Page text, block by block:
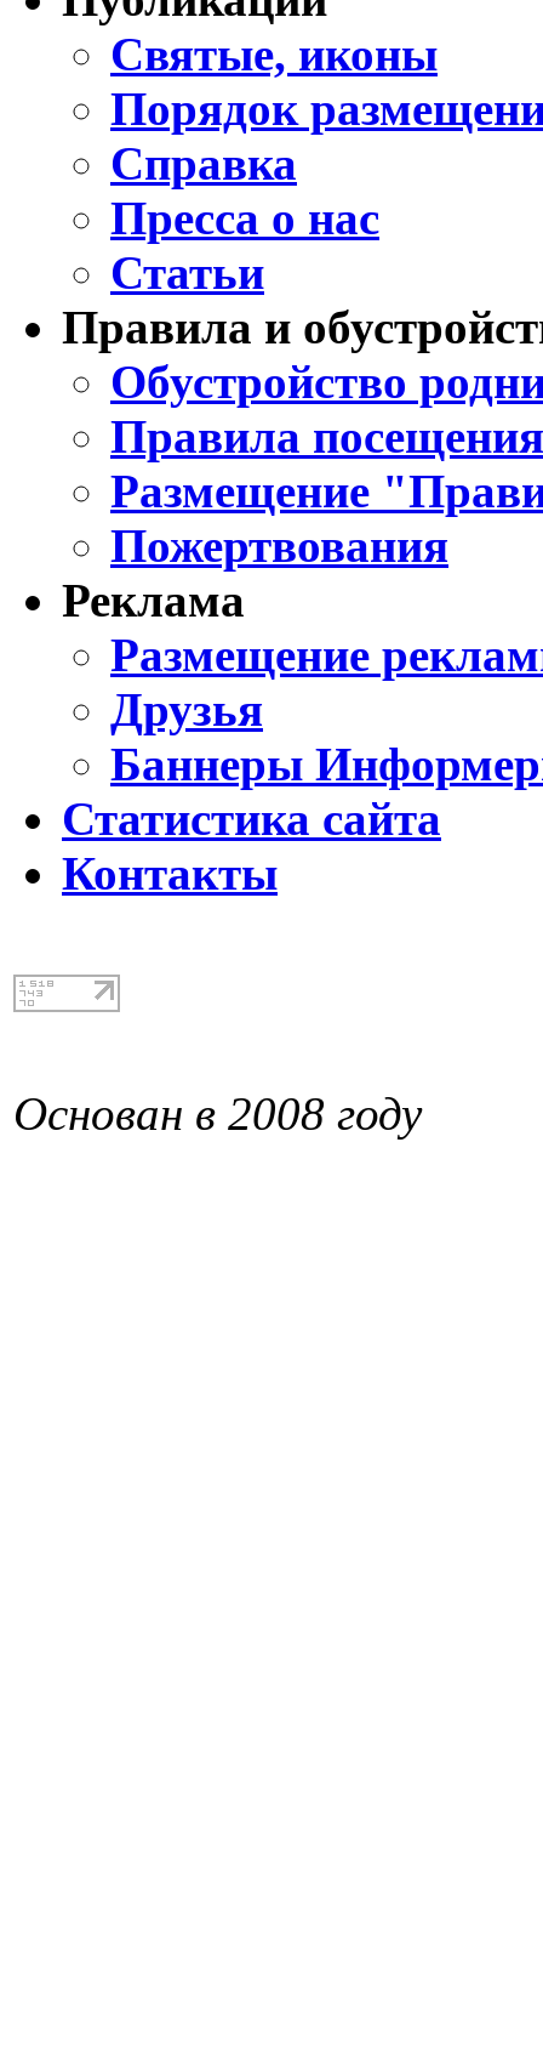
Святые, иконы
Порядок
Справка
Пресса о нас
Статьи
Правила и
Обустройство
Правила
Размещение
Пожертвования
Реклама
Размещение
Друзья
Баннеры
Статистика сайта
Контакты
Основан в 2008 году